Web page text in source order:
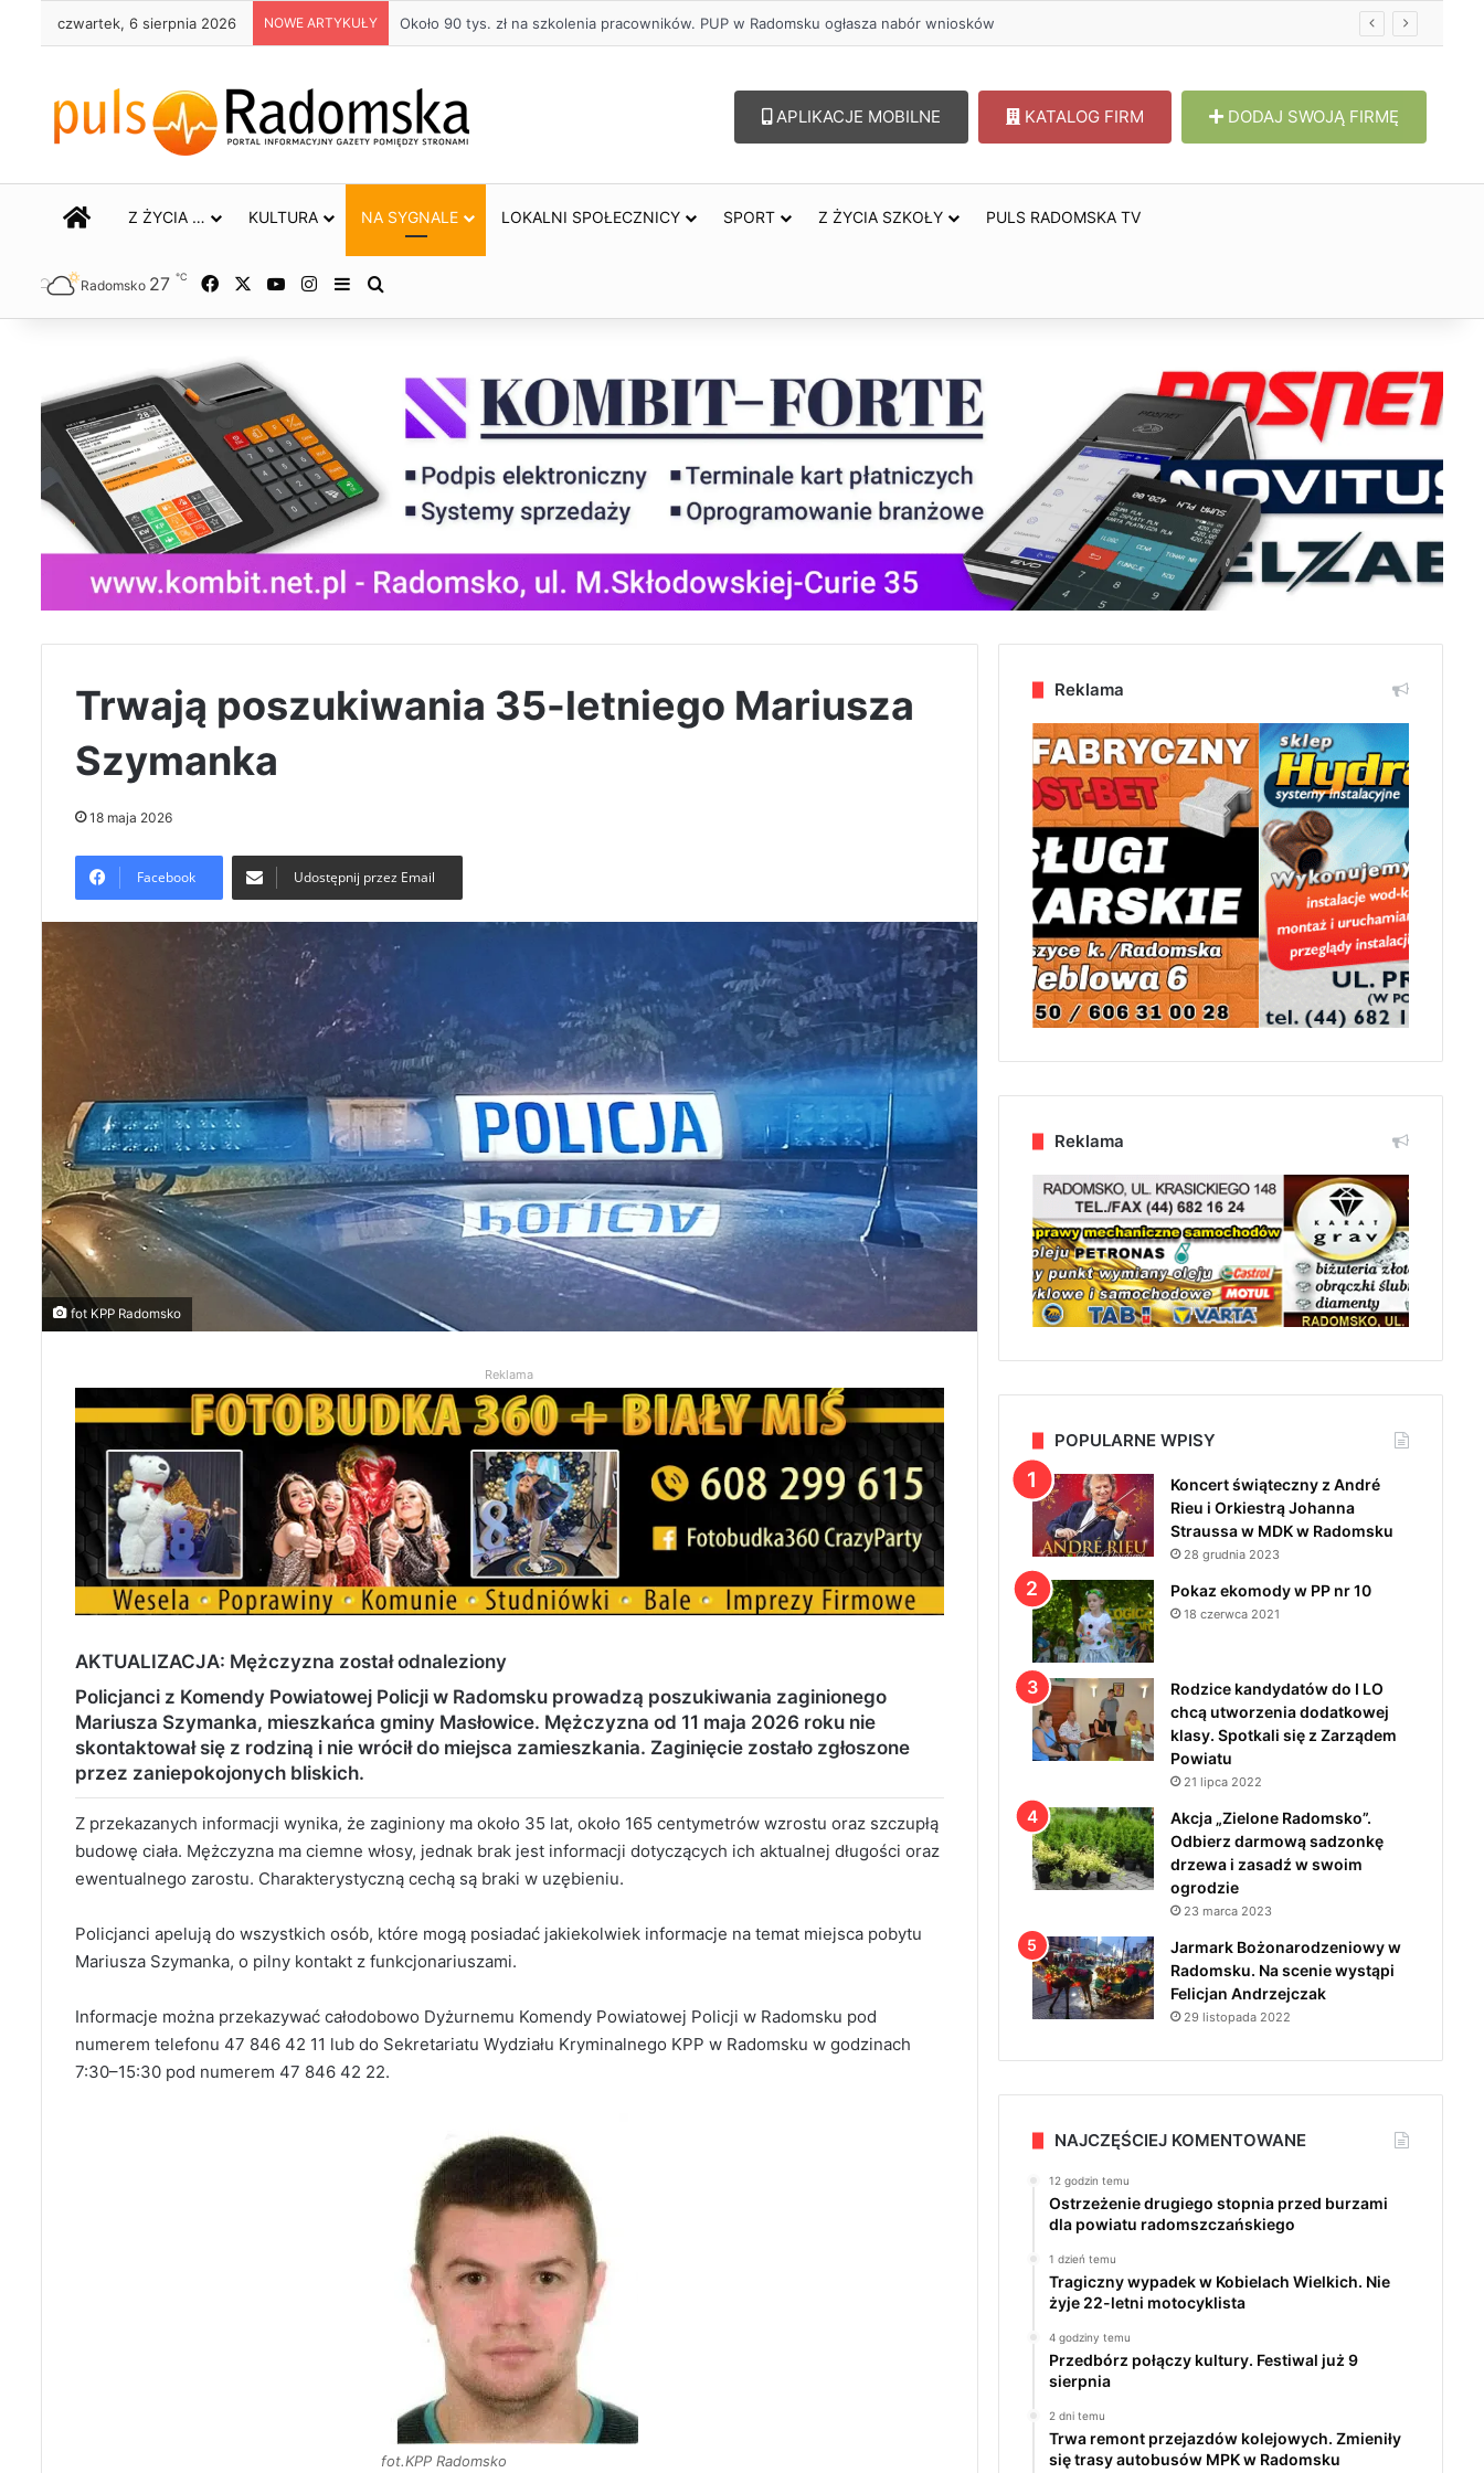
czwartek, 6 sierpnia 2026 NOWE ARTYKUŁY Życie bez alkoholu – lepszy wybór. Radomsko włącza się w Miesiąc Trzeźwości
APLIKACJE MOBILNE KATALOG FIRM DODAJ SWOJĄ FIRMĘ
STRONA GŁÓWNA
Z ŻYCIA … KULTURA NA SYGNALE LOKALNI SPOŁECZNICY SPORT Z ŻYCIA SZKOŁY PULS RADOMSKA TV
Radomsko 27 ℃ Facebook YouTubeInstagram
Sidebar
Trwają poszukiwania 35-letniego Mariusza
Szymanka
18 maja 2026
Facebook Udostępnij przez Email
fot KPP Radomsko
Reklama
AKTUALIZACJA: Mężczyzna został odnaleziony
Policjanci z Komendy Powiatowej Policji w Radomsku prowadzą poszukiwania zaginionego
Mariusza Szymanka, mieszkańca gminy Masłowice. Mężczyzna od 11 maja 2026 roku nie
skontaktował się z rodziną i nie wrócił do miejsca zamieszkania. Zaginięcie zostało zgłoszone
przez zaniepokojonych bliskich.
Z przekazanych informacji wynika, że zaginiony ma około 35 lat, około 165 centymetrów wzrostu oraz szczupłą
budowę ciała. Mężczyzna ma ciemne włosy, jednak brak jest informacji dotyczących ich aktualnej długości oraz
ewentualnego zarostu. Charakterystyczną cechą są braki w uzębieniu.
Policjanci apelują do wszystkich osób, które mogą posiadać jakiekolwiek informacje na temat miejsca pobytu
Mariusza Szymanka, o pilny kontakt z funkcjonariuszami.
Informacje można przekazywać całodobowo Dyżurnemu Komendy Powiatowej Policji w Radomsku pod
numerem telefonu 47 846 42 11 lub do Sekretariatu Wydziału Kryminalnego KPP w Radomsku w godzinach
7:30–15:30 pod numerem 47 846 42 22.
fot.KPP Radomsko
119 km/h w terenie zabudowanym. 37-
latek stracił prawo jazdy i zapłaci 4 tys. zł
Reklama
Reklama
POPULARNE WPISY
Koncert świąteczny z André
Rieu i Orkiestrą Johanna
Straussa w MDK w Radomsku
28 grudnia 2023
Pokaz ekomody w PP nr 10
18 czerwca 2021
Rodzice kandydatów do I LO
chcą utworzenia dodatkowej
klasy. Spotkali się z Zarządem
Powiatu
21 lipca 2022
Akcja „Zielone Radomsko”.
Odbierz darmową sadzonkę
drzewa i zasadź w swoim
ogrodzie
23 marca 2023
Jarmark Bożonarodzeniowy w
Radomsku. Na scenie wystąpi
Felicjan Andrzejczak
29 listopada 2022
NAJCZĘŚCIEJ KOMENTOWANE
12 godzin temu
Ostrzeżenie drugiego stopnia przed burzami
dla powiatu radomszczańskiego
1 dzień temu
Tragiczny wypadek w Kobielach Wielkich. Nie
żyje 22-letni motocyklista
4 godziny temu
Przedbórz połączy kultury. Festiwal już 9
sierpnia
2 dni temu
Trwa remont przejazdów kolejowych. Zmieniły
się trasy autobusów MPK w Radomsku